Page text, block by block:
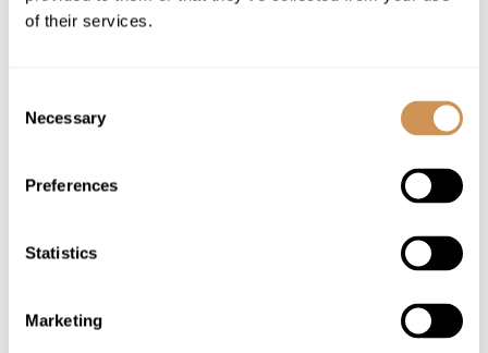
of their services.
Selection
Necessary
Preferences
Statistics
Marketing